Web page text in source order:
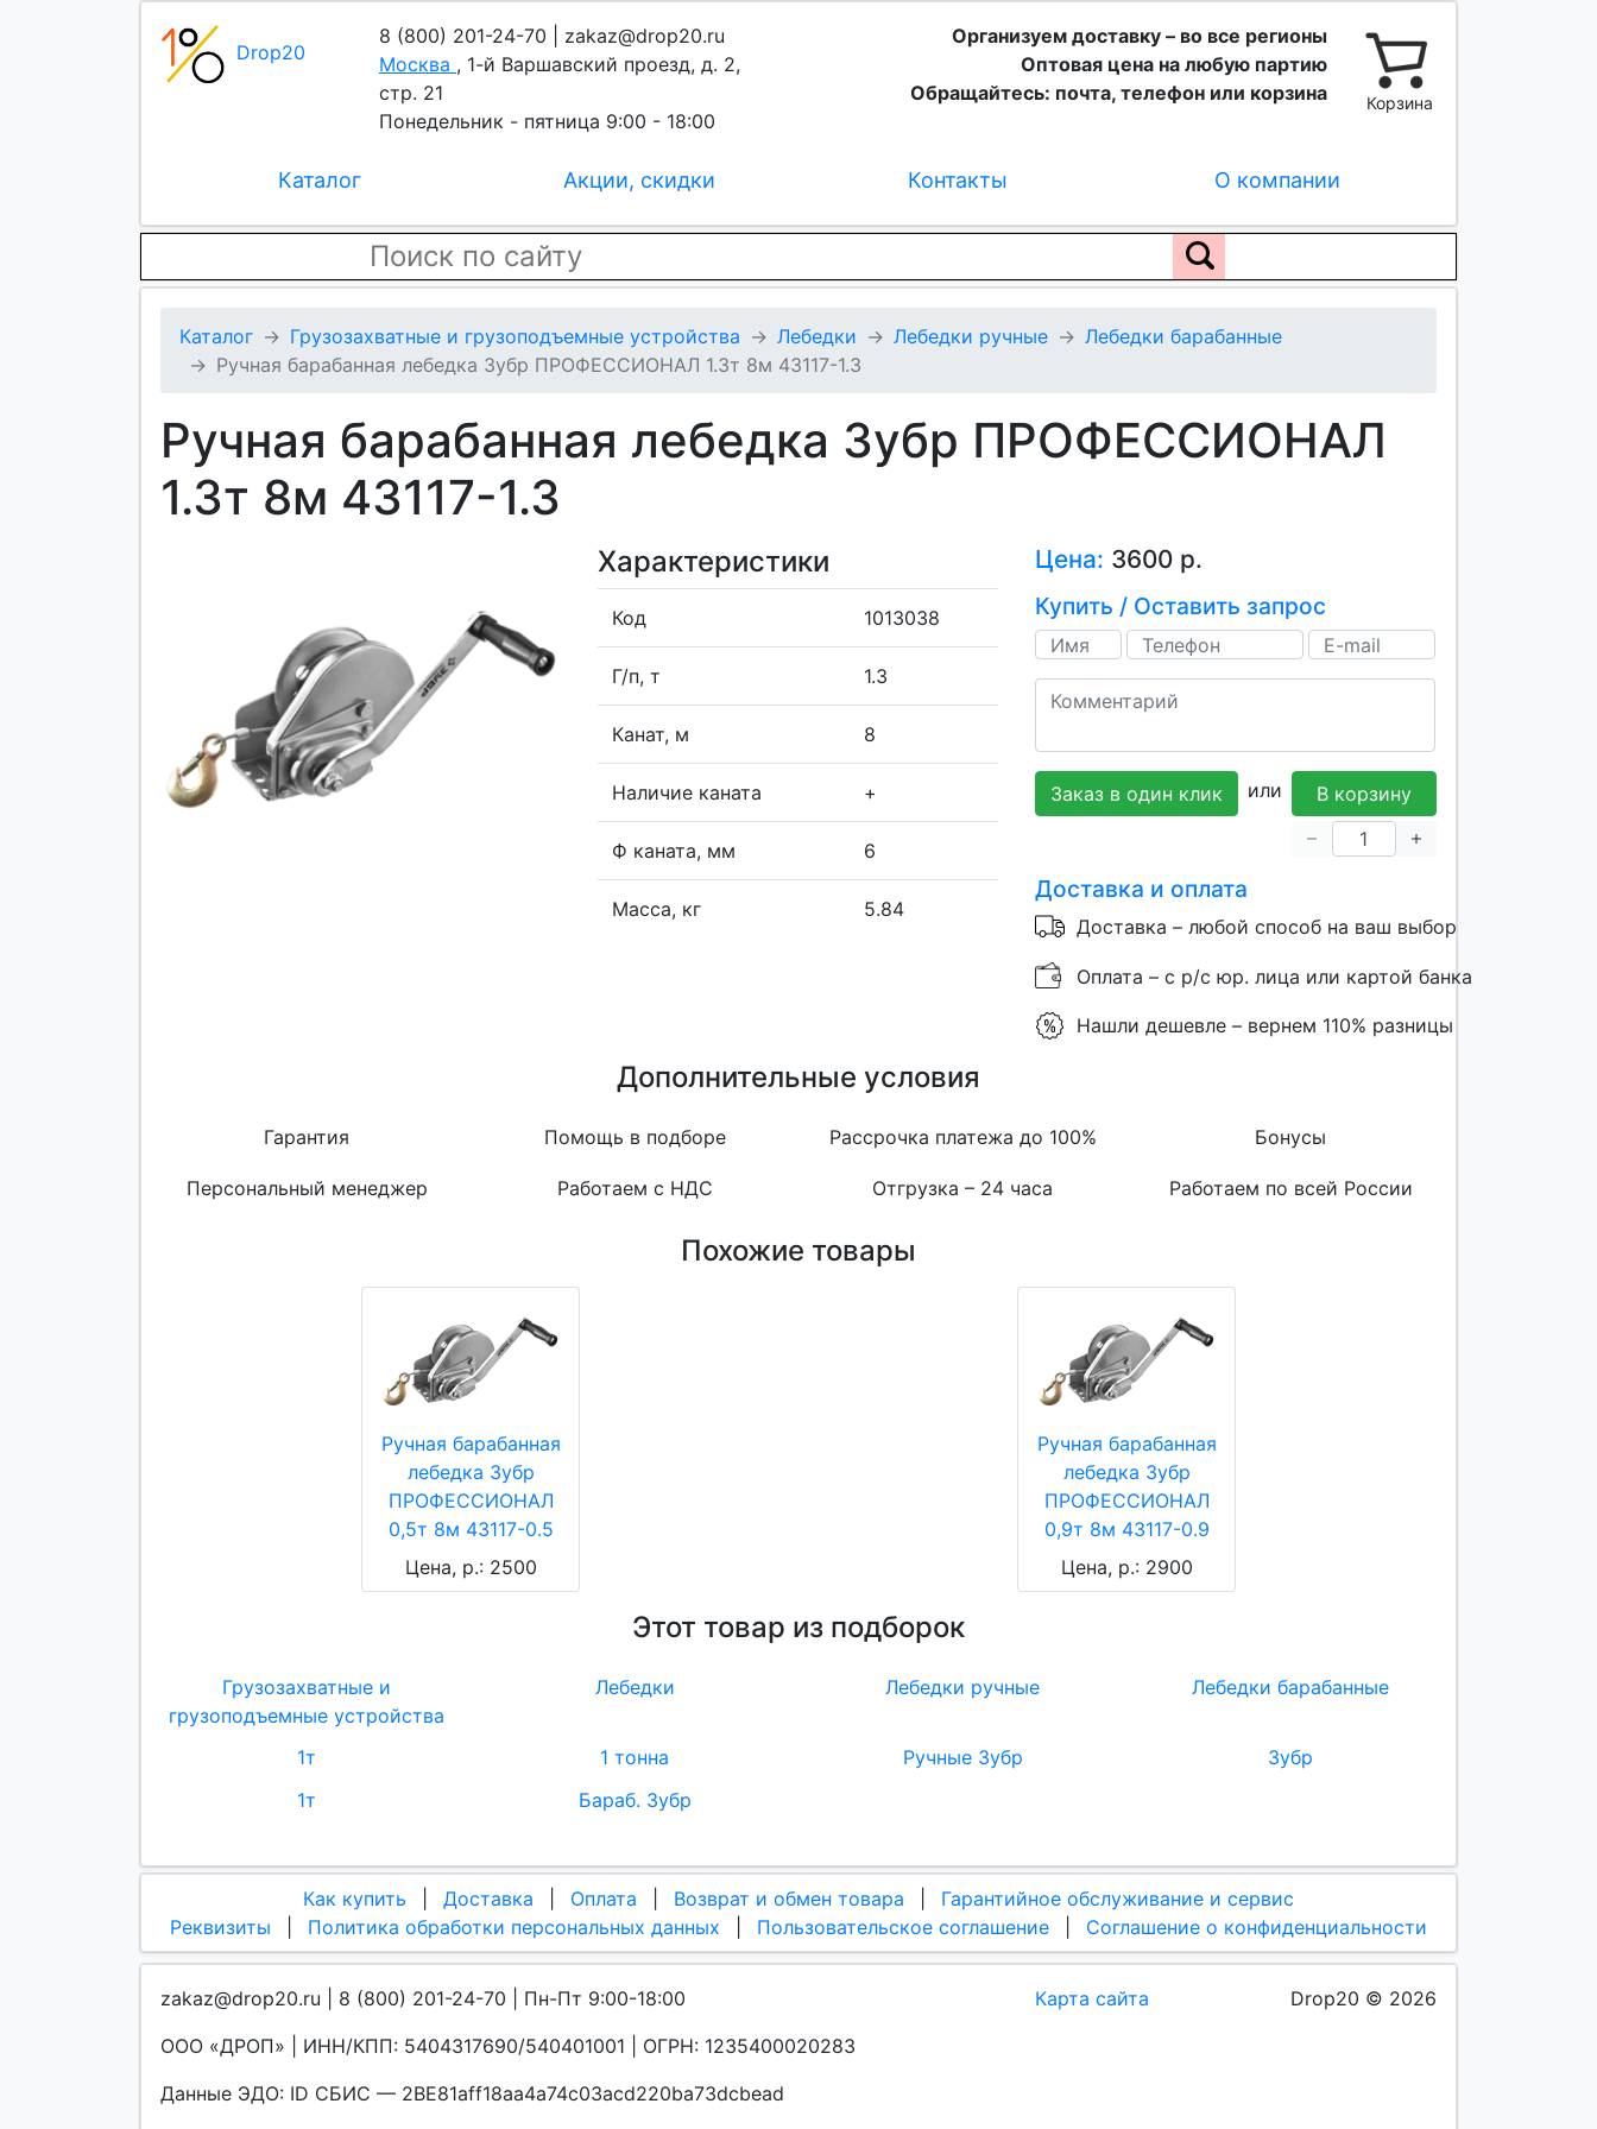
Drop20
8 (800) 201-24-70 | zakaz@drop20.ru
Москва , 1-й Варшавский проезд, д. 2,
стр. 21
Понедельник - пятница 9:00 - 18:00
Организуем доставку – во все регионы
Оптовая цена на любую партию
Обращайтесь: почта, телефон или корзина
Корзина
Каталог Акции, скидки Контакты О компании
Каталог Грузозахватные и грузоподъемные устройства Лебедки Лебедки ручные
Лебедки барабанные
Ручная барабанная лебедка Зубр ПРОФЕССИОНАЛ 1.3т 8м 43117-1.3
Ручная барабанная лебедка Зубр ПРОФЕССИОНАЛ
1.3т 8м 43117-1.3
Характеристики
Код 1013038
Г/п, т 1.3
Канат, м 8
Наличие каната +
Ф каната, мм 6
Масса, кг 5.84
Цена: 3600 р.
Купить / Оставить запрос
Заказ в один клик или В корзину
Доставка и оплата
Доставка – любой способ на ваш выбор
Оплата – с р/с юр. лица или картой банка
Нашли дешевле – вернем 110% разницы
Дополнительные условия
Гарантия Помощь в подборе Рассрочка платежа до 100% Бонусы
Персональный менеджер Работаем с НДС Отгрузка – 24 часа Работаем по всей России
Похожие товары
Ручная барабанная
лебедка Зубр
ПРОФЕССИОНАЛ
0,5т 8м 43117-0.5
Цена, р.: 2500
Ручная барабанная
лебедка Зубр
ПРОФЕССИОНАЛ
0,9т 8м 43117-0.9
Цена, р.: 2900
Этот товар из подборок
Грузозахватные и
грузоподъемные устройства
Лебедки Лебедки ручные Лебедки барабанные
1т 1 тонна Ручные Зубр
Зубр
1т
Бараб. Зубр
Как купить Доставка Оплата Возврат и обмен товара
Гарантийное обслуживание и сервис
Реквизиты
Политика обработки персональных данных Пользовательское соглашение Соглашение о конфиденциальности
zakaz@drop20.ru | 8 (800) 201-24-70 | Пн-Пт 9:00-18:00
ООО «ДРОП» | ИНН/КПП: 5404317690/540401001 | ОГРН: 1235400020283
Данные ЭДО: ID СБИС — 2BE81aff18aa4a74c03acd220ba73dcbead
Карта сайта Drop20 © 2026